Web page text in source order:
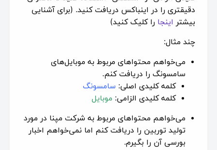
دقیقتری را در اینباکس دریافت کنید. (برای آشنایی
بیشتر اینجا را کلیک کنید)
چند مثال:
می‌خواهم محتواهای مربوط به موبایل‌های
سامسونگ را دریافت کنم.
کلمه کلیدی اصلی: سامسونگ
کلمه کلیدی الزامی: موبایل
می‌خواهم محتواهای مربوط به شرکت مپنا در مورد
تولید توربین را دریافت کنم اما نمی‌خواهم اخبار
بورسی آن را بگیرم.